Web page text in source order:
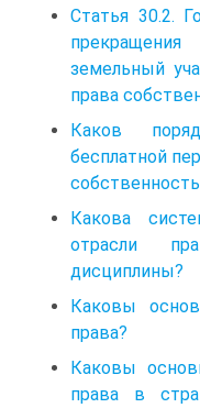
Статья 30.2.
земельный
права
Каков
бесплатной
Какова
отрасли
дисциплины?
Каковы
права?
Каковы
права в